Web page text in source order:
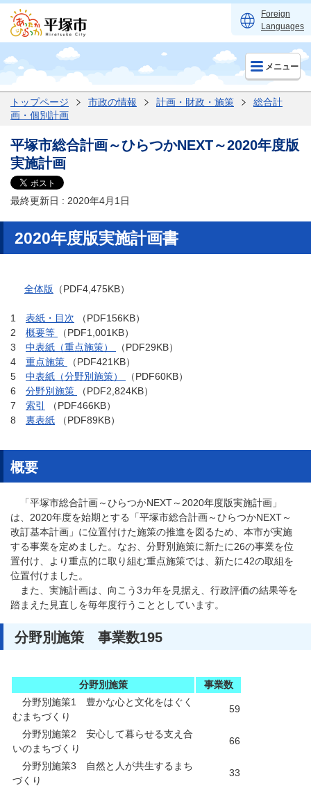
Foreign
Languages
メニュー
トップページ 市政の情報 計画・財政・施策
総合計
画・個別計画
平塚市総合計画～ひらつかNEXT～2020年度版
実施計画
最終更新日 : 2020年4月1日
2020年度版実施計画書
全体版 （PDF4,475KB）
1 表紙・目次 （PDF156KB）
2 概要等
（PDF1,001KB）
3 中表紙（重点施策）
（PDF29KB）
4 重点施策
（PDF421KB）
5 中表紙（分野別施策）
（PDF60KB）
6 分野別施策
（PDF2,824KB）
7 索引
（PDF466KB）
8 裏表紙 （PDF89KB）
概要
「平塚市総合計画～ひらつかNEXT～2020年度版実施計画」
は、2020年度を始期とする「平塚市総合計画～ひらつかNEXT～
改訂基本計画」に位置付けた施策の推進を図るため、本市が実施
する事業を定めました。なお、分野別施策に新たに26の事業を位
置付け、より重点的に取り組む重点施策では、新たに42の取組を
位置付けました。
また、実施計画は、向こう3カ年を見据え、行政評価の結果等を
踏まえた見直しを毎年度行うこととしています。
分野別施策 事業数195
分野別施策
事業数
分野別施策1 豊かな心と文化をはぐく
むまちづくり
59
分野別施策2 安心して暮らせる支え合
いのまちづくり
66
分野別施策3 自然と人が共生するまち
づくり
33